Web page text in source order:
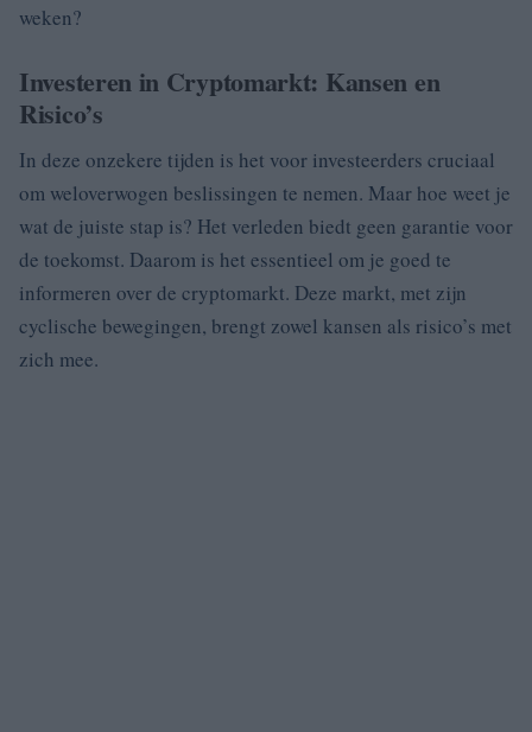
weken?
Investeren in Cryptomarkt: Kansen en
Risico’s
In deze onzekere tijden is het voor investeerders cruciaal
om weloverwogen beslissingen te nemen. Maar hoe weet je
wat de juiste stap is? Het verleden biedt geen garantie voor
de toekomst. Daarom is het essentieel om je goed te
informeren over de cryptomarkt. Deze markt, met zijn
cyclische bewegingen, brengt zowel kansen als risico’s met
zich mee.